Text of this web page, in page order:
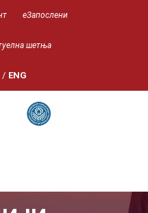
еЗапослени
шетња
/ ENG